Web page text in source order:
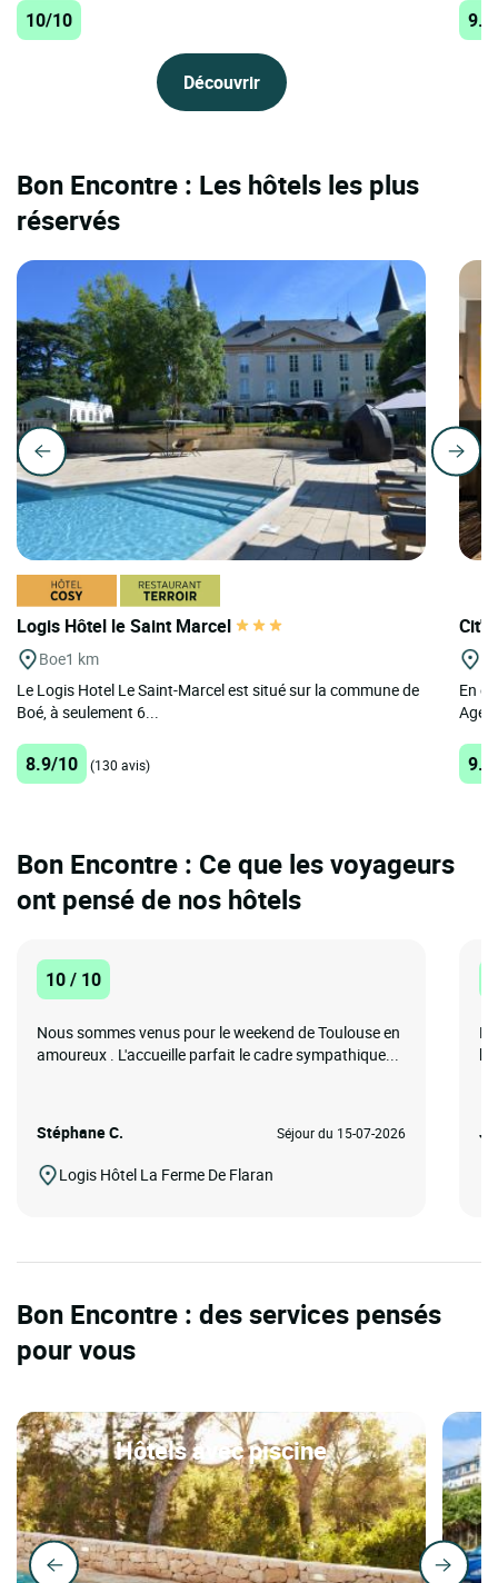
10/10
Découvrir
Bon Encontre : Les hôtels les plus
réservés
Logis Hôtel le Saint Marcel
Boe1 km
Le Logis Hotel Le Saint-Marcel est situé sur la commune de
Boé, à seulement 6...
8.9/10 (130 avis)
En
Bon Encontre : Ce que les voyageurs
ont pensé de nos hôtels
10 / 10
Nous sommes venus pour le weekend de Toulouse en
amoureux . L'accueille parfait le cadre sympathique...
Stéphane C. Séjour du 15-07-2026
Logis Hôtel La Ferme De Flaran
Bon Encontre : des services pensés
pour vous
Hôtels avec piscine